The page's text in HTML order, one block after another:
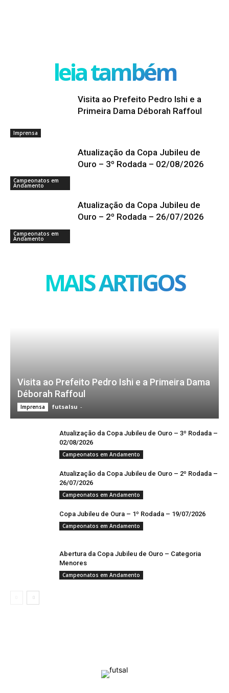
leia também
Imprensa
Visita ao Prefeito Pedro Ishi e a
Primeira Dama Déborah Raffoul
Campeonatos em
Andamento
Atualização da Copa Jubileu de
Ouro – 3º Rodada – 02/08/2026
Campeonatos em
Andamento
Atualização da Copa Jubileu de
Ouro – 2º Rodada – 26/07/2026
MAIS ARTIGOS
Visita ao Prefeito Pedro Ishi e a Primeira Dama
Déborah Raffoul
Imprensa futsalsu -
Atualização da Copa Jubileu de Ouro – 3º Rodada –
02/08/2026
Campeonatos em Andamento
Atualização da Copa Jubileu de Ouro – 2º Rodada –
26/07/2026
Campeonatos em Andamento
Copa Jubileu de Oura – 1º Rodada – 19/07/2026
Campeonatos em Andamento
Abertura da Copa Jubileu de Ouro – Categoria
Menores
Campeonatos em Andamento